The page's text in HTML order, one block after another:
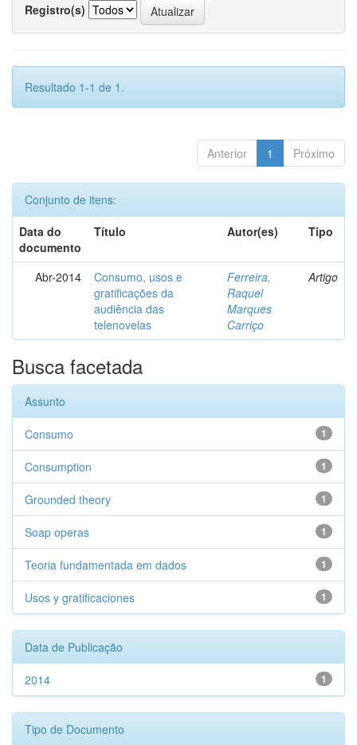
Registro(s)
Resultado 1-1 de 1.
Anterior 1 Próximo
Conjunto de itens:
Data do
documento
Título Autor(es) Tipo
Abr-2014
Consumo, usos e
gratificações da
audiência das
telenovelas
Ferreira,
Raquel
Marques
Carriço
Artigo
Busca facetada
Assunto
1
Consumo
1
Consumption
1
Grounded theory
1
Soap operas
1
Teoria fundamentada em dados
1
Usos y gratificaciones
Data de Publicação
1
2014
Tipo de Documento